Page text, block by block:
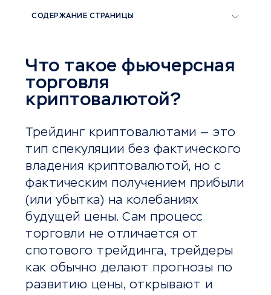
СОДЕРЖАНИЕ СТРАНИЦЫ
Что такое фьючерсная
торговля
криптовалютой?
Трейдинг криптовалютами — это
тип спекуляции без фактического
владения криптовалютой, но с
фактическим получением прибыли
(или убытка) на колебаниях
будущей цены. Сам процесс
торговли не отличается от
спотового трейдинга, трейдеры
как обычно делают прогнозы по
развитию цены, открывают и